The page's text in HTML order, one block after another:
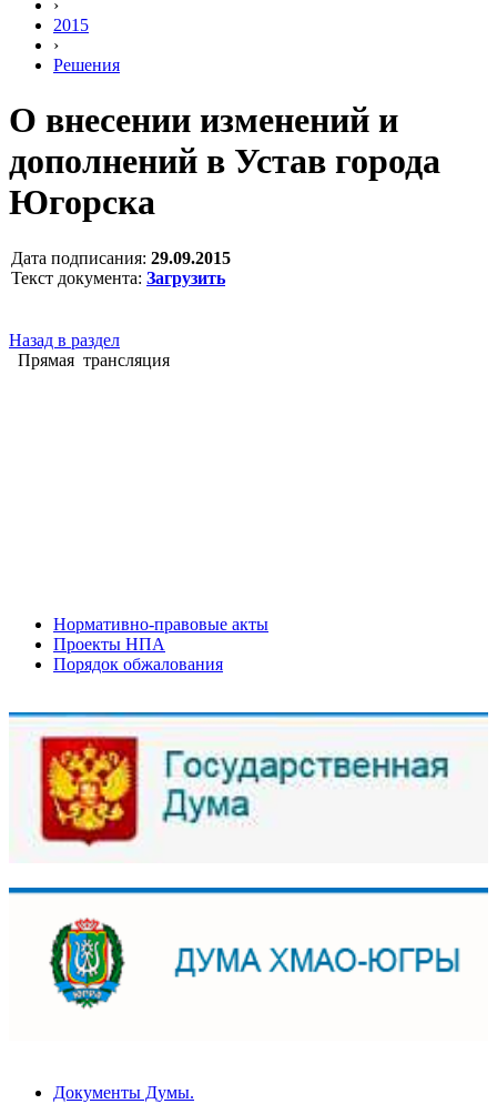
›
2015
›
Решения
О внесении изменений и
дополнений в Устав города
Югорска
Дата подписания: 29.09.2015
Текст документа: Загрузить
Назад в раздел
Прямая трансляция
Нормативно-правовые акты
Проекты НПА
Порядок обжалования
Документы Думы.